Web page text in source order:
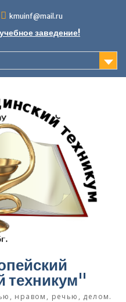
kmuinf@mail.ru
заведение!
техникум"
нравом, речью, делом.